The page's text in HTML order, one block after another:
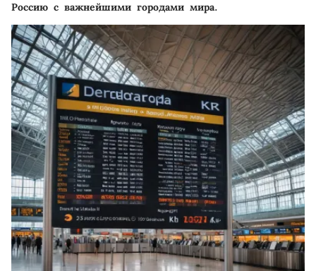
Россию с важнейшими городами мира.